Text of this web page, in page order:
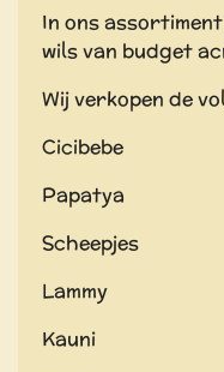
In ons
wils van budget
Wij verkopen de
Cicibebe
Papatya
Scheepjes
Lammy
Kauni